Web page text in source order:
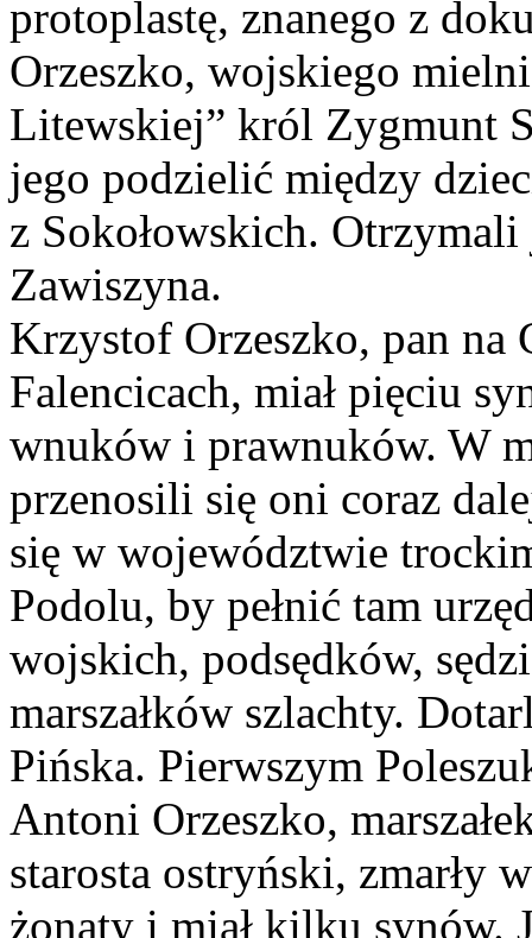
protoplastę, znanego z
Orzeszko, wojskiego
Litewskiej” król Zygmunt
jego podzielić między
z Sokołowskich.
Zawiszyna.
Krzystof Orzeszko, pan na
Falencicach, miał pięciu
wnuków i prawnuków. W
przenosili się oni coraz
się w województwie
Podolu, by pełnić tam
wojskich, podsędków,
marszałków szlachty.
Pińska. Pierwszym
Antoni Orzeszko,
starosta ostryński, zmarły
żonaty i miał kilku synów.